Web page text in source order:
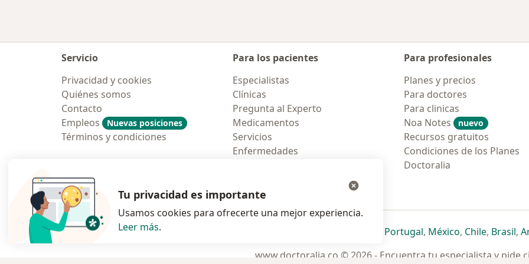
Servicio
Privacidad y cookies
Quiénes somos
Contacto
Empleos
Nuevas posiciones
Términos y condiciones
Para los pacientes
Especialistas
Clínicas
Pregunta al Experto
Medicamentos
Servicios
Enfermedades
Para profesionales
Planes y precios
Para doctores
Para clinicas
Noa Notes
nuevo
Recursos gratuitos
Condiciones de los Planes
Doctoralia
Polska se abre en una nueva pestaña
se abre en una nueva pestaña
se abre en una nueva pestaña
se abre en una nueva pestaña
Portugalse abre en una nueva
, Méxicose abre en una
, Chilese abre
, Brasilse
,
www.doctoralia.co © 2026 - Encuentra tu especialista y pide
Tu privacidad es importante
Usamos cookies para ofrecerte una mejor experiencia.
Leer más.